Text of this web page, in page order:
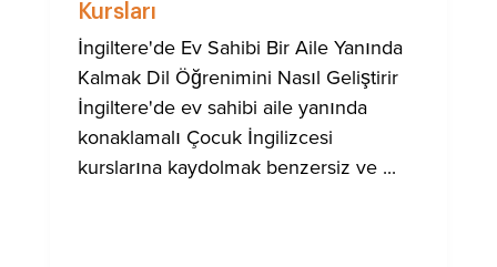
Kursları
İngiltere'de Ev Sahibi Bir Aile Yanında
Kalmak Dil Öğrenimini Nasıl Geliştirir
İngiltere'de ev sahibi aile yanında
konaklamalı Çocuk İngilizcesi
kurslarına kaydolmak benzersiz ve ...